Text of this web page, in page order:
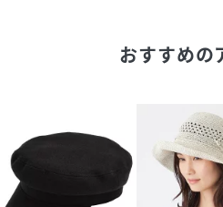
ウェットクリー
おすすめの